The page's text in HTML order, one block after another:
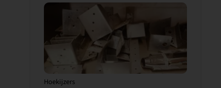
Hoekijzers